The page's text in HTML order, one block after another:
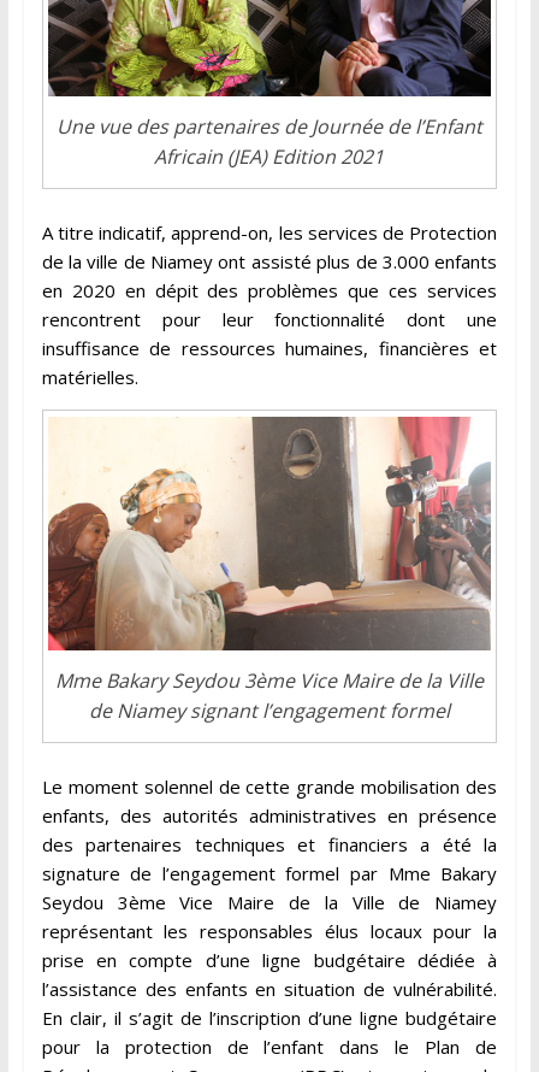
Une vue des partenaires de Journée de l’Enfant
Africain (JEA) Edition 2021
A titre indicatif, apprend-on, les services de Protection
de la ville de Niamey ont assisté plus de 3.000 enfants
en 2020 en dépit des problèmes que ces services
rencontrent pour leur fonctionnalité dont une
insuffisance de ressources humaines, financières et
matérielles.
Mme Bakary Seydou 3ème Vice Maire de la Ville
de Niamey signant l’engagement formel
Le moment solennel de cette grande mobilisation des
enfants, des autorités administratives en présence
des partenaires techniques et financiers a été la
signature de l’engagement formel par Mme Bakary
Seydou 3ème Vice Maire de la Ville de Niamey
représentant les responsables élus locaux pour la
prise en compte d’une ligne budgétaire dédiée à
l’assistance des enfants en situation de vulnérabilité.
En clair, il s’agit de l’inscription d’une ligne budgétaire
pour la protection de l’enfant dans le Plan de